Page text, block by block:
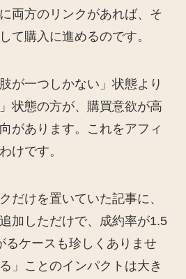
両方のリンクがあれば、そ
て購入に進めるのです。
が一つしかない」状態より
状態の方が、購買意欲が高
があります。これをアフィ
けです。
だけを置いていた記事に、
加しただけで、成約率が1.5
るケースも珍しくありませ
」ことのインパクトは大き